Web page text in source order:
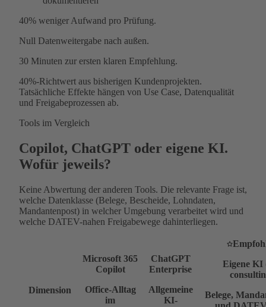
40% weniger Aufwand pro Prüfung.
Null Datenweitergabe nach außen.
30 Minuten zur ersten klaren Empfehlung.
40%-Richtwert aus bisherigen Kundenprojekten.
Tatsächliche Effekte hängen von Use Case, Datenqualität
und Freigabeprozessen ab.
Tools im Vergleich
Copilot, ChatGPT oder eigene KI.
Wofür jeweils?
Keine Abwertung der anderen Tools. Die relevante Frage ist,
welche Datenklasse (Belege, Bescheide, Lohndaten,
Mandantenpost) in welcher Umgebung verarbeitet wird und
welche DATEV-nahen Freigabewege dahinterliegen.
Dimension
Microsoft 365
Copilot
Office-Alltag
im
ChatGPT
Enterprise
Allgemeine
KI-
Eigene KI
Belege,